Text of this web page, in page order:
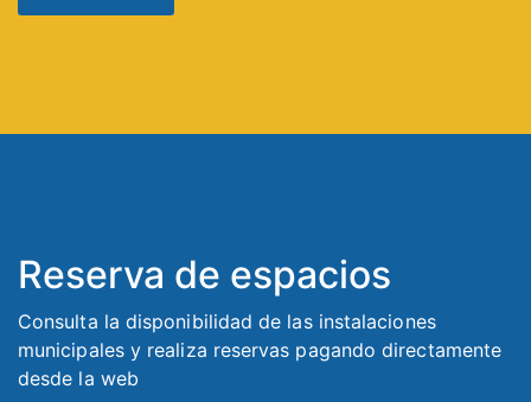
Reserva de espacios
Consulta la disponibilidad de las instalaciones
municipales y realiza reservas pagando directamente
desde la web